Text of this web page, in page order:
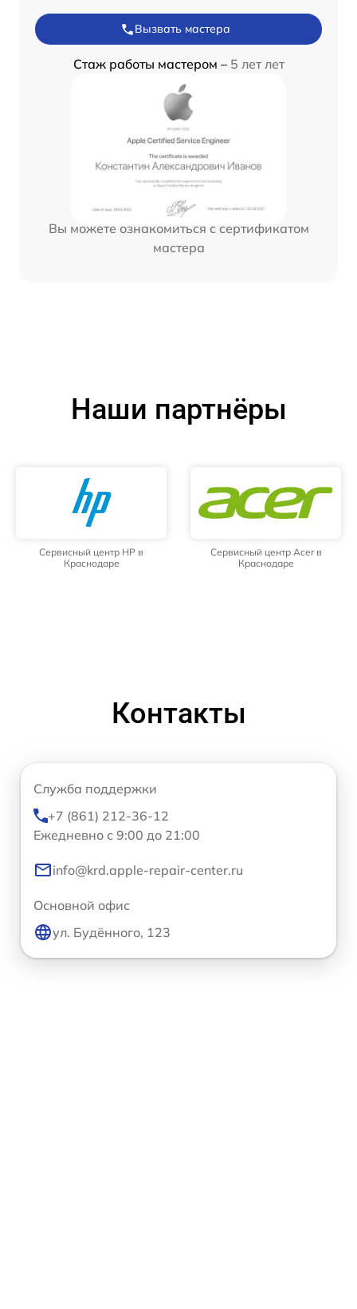
Вызвать мастера
Стаж работы мастером – 5 лет лет
Вы можете ознакомиться с сертификатом
мастера
Наши партнёры
Сервисный центр HP в
Краснодаре
Сервисный центр Acer в
Краснодаре
Контакты
Служба поддержки
+7 (861) 212-36-12
Ежедневно с 9:00 до 21:00
info@krd.apple-repair-center.ru
Основной офис
ул. Будённого, 123